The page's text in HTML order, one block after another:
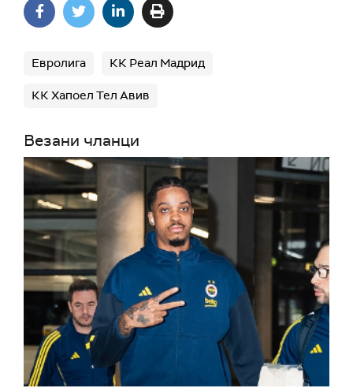
Евролига КК Реал Мадрид
КК Хапоел Тел Авив
Везани чланци